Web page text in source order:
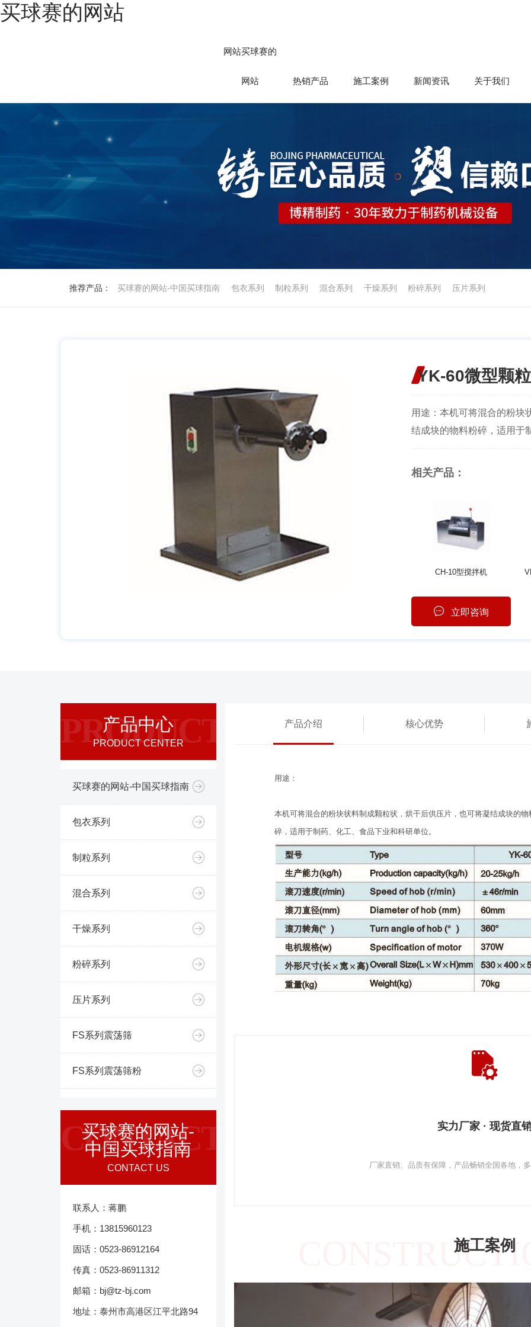
买球赛的网站
网站买球赛的
网站 热销产品 施工案例 新闻资讯 关于我们
推荐产品： 买球赛的网站-中国买球指南 包衣系列 制粒系列 混合系列 干燥系列 粉碎系列 压片系列
YK-60微型颗
用途：本机可将混合的粉块
结成块的物料粉碎，适用于
相关产品：
CH-10型搅拌机
立即咨询
产品中心
PRODUCT CENTER
PRODUCT
买球赛的网站-中国买球指南
包衣系列
制粒系列
混合系列
干燥系列
粉碎系列
压片系列
FS系列震荡筛
FS系列震荡筛粉
买球赛的网站-
中国买球指南
CONTACT US
CONTACT
联系人：蒋鹏
手机：13815960123
固话：0523-86912164
传真：0523-86911312
邮箱：bj@tz-bj.com
地址：泰州市高港区江平北路94
产品介绍 核心优势
用途：
本机可将混合的粉块状料制成颗粒状，烘干后供压片，也可将凝结成块的物
碎，适用于制药、化工、食品下业和科研单位。
实力厂家 · 现货直
厂家直销、品质有保障，产品畅销全国各地，
施工案例